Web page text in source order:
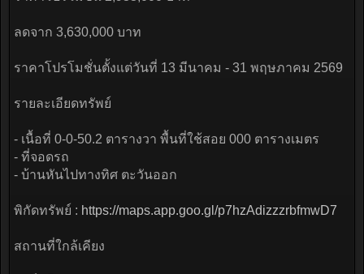
ลดจาก 3,630,000 บาท
ราคาโปรโมชั่นตั้งแต่วันที่ 13 มีนาคม - 31 พฤษภาคม 2569
รายละเอียดทรัพย์
- เนื้อที่ 0-0-50.2 ตารางวา พื้นที่ใช้สอย 000 ตารางเมตร
- ที่จอดรถ
- บ้านหันไปทางทิศ ตะวันออก
พิกัดทรัพย์ : https://maps.app.goo.gl/p7hzAdizzzrbfmwD7
สถานที่ใกล้เคียง